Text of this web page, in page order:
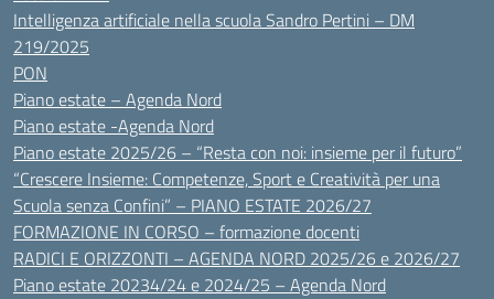
Intelligenza artificiale nella scuola Sandro Pertini – DM
219/2025
PON
Piano estate – Agenda Nord
Piano estate -Agenda Nord
Piano estate 2025/26 – “Resta con noi: insieme per il futuro”
“Crescere Insieme: Competenze, Sport e Creatività per una
Scuola senza Confini” – PIANO ESTATE 2026/27
FORMAZIONE IN CORSO – formazione docenti
RADICI E ORIZZONTI – AGENDA NORD 2025/26 e 2026/27
Piano estate 20234/24 e 2024/25 – Agenda Nord